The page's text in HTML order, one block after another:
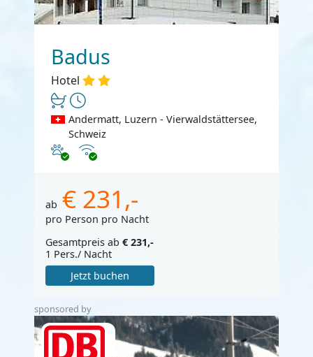
Badus
Hotel
Andermatt, Luzern - Vierwaldstättersee,
Schweiz
Haustiere erlaubt
Internet
ab € 231,-
pro Person pro Nacht
Gesamtpreis ab € 231,-
1 Pers./ Nacht
Jetzt buchen
sponsored by